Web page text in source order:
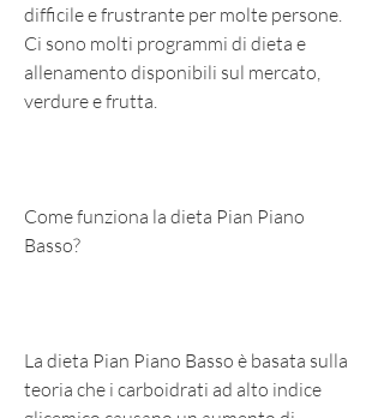
difficile e frustrante per molte persone.
Ci sono molti programmi di dieta e
allenamento disponibili sul mercato,
verdure e frutta.
Come funziona la dieta Pian Piano
Basso?
La dieta Pian Piano Basso è basata sulla
teoria che i carboidrati ad alto indice